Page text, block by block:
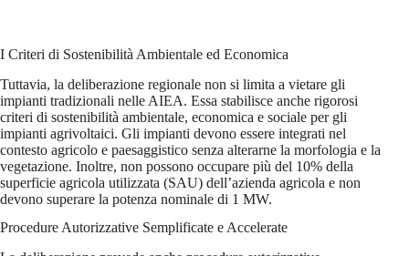
I Criteri di Sostenibilità Ambientale ed Economica
Tuttavia, la deliberazione regionale non si limita a vietare gli
impianti tradizionali nelle AIEA. Essa stabilisce anche rigorosi
criteri di sostenibilità ambientale, economica e sociale per gli
impianti agrivoltaici. Gli impianti devono essere integrati nel
contesto agricolo e paesaggistico senza alterarne la morfologia e la
vegetazione. Inoltre, non possono occupare più del 10% della
superficie agricola utilizzata (SAU) dell’azienda agricola e non
devono superare la potenza nominale di 1 MW.
Procedure Autorizzative Semplificate e Accelerate